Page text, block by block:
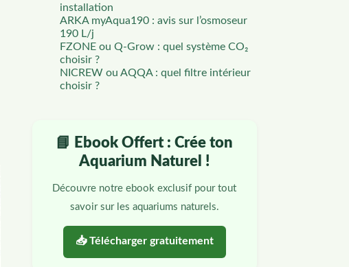
installation
ARKA myAqua190 : avis sur l’osmoseur
190 L/j
FZONE ou Q-Grow : quel système CO₂
choisir ?
NICREW ou AQQA : quel filtre intérieur
choisir ?
📘 Ebook Offert : Crée ton
Aquarium Naturel !
Découvre notre ebook exclusif pour tout
savoir sur les aquariums naturels.
📥 Télécharger gratuitement